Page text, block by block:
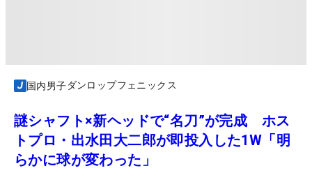
国内男子ダンロップフェニックス
謎シャフト×新ヘッドで“名刀”が完成 ホス
トプロ・出水田大二郎が即投入した1W「明
らかに球が変わった」